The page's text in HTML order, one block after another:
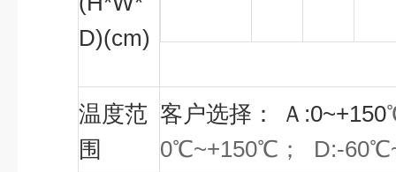
D)(cm)
温度范
围
客户选择： Ａ:0~+150
0℃~+150℃ ； D:-60℃